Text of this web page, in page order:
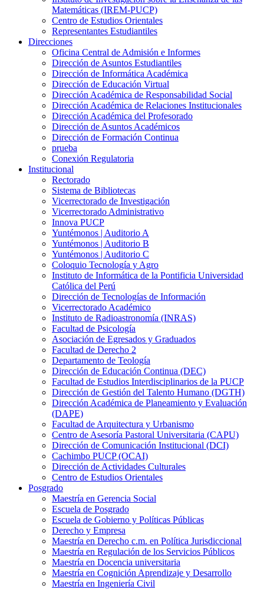
Matemáticas (IREM-PUCP)
Centro de Estudios Orientales
Representantes Estudiantiles
Direcciones
Oficina Central de Admisión e Informes
Dirección de Asuntos Estudiantiles
Dirección de Informática Académica
Dirección de Educación Virtual
Dirección Académica de Responsabilidad Social
Dirección Académica de Relaciones Institucionales
Dirección Académica del Profesorado
Dirección de Asuntos Académicos
Dirección de Formación Continua
prueba
Conexión Regulatoria
Institucional
Rectorado
Sistema de Bibliotecas
Vicerrectorado de Investigación
Vicerrectorado Administrativo
Innova PUCP
Yuntémonos | Auditorio A
Yuntémonos | Auditorio B
Yuntémonos | Auditorio C
Coloquio Tecnología y Agro
Instituto de Informática de la Pontificia Universidad
Católica del Perú
Dirección de Tecnologías de Información
Vicerrectorado Académico
Instituto de Radioastronomía (INRAS)
Facultad de Psicología
Asociación de Egresados y Graduados
Facultad de Derecho 2
Departamento de Teología
Dirección de Educación Continua (DEC)
Facultad de Estudios Interdisciplinarios de la PUCP
Dirección de Gestión del Talento Humano (DGTH)
Dirección Académica de Planeamiento y Evaluación
(DAPE)
Facultad de Arquitectura y Urbanismo
Centro de Asesoría Pastoral Universitaria (CAPU)
Dirección de Comunicación Institucional (DCI)
Cachimbo PUCP (OCAI)
Dirección de Actividades Culturales
Centro de Estudios Orientales
Posgrado
Maestría en Gerencia Social
Escuela de Posgrado
Escuela de Gobierno y Políticas Públicas
Derecho y Empresa
Maestría en Derecho c.m. en Política Jurisdiccional
Maestría en Regulación de los Servicios Públicos
Maestría en Docencia universitaria
Maestría en Cognición Aprendizaje y Desarrollo
Maestría en Ingeniería Civil